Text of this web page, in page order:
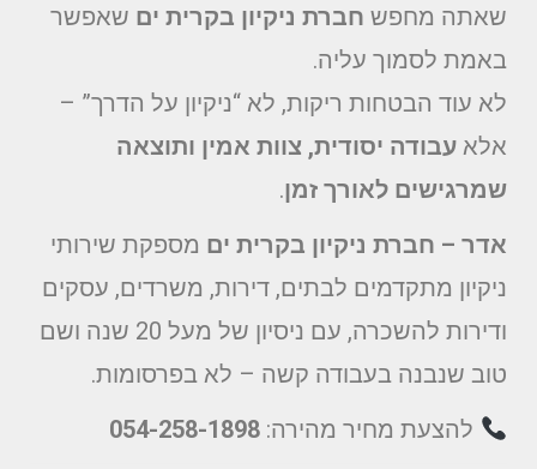
שאתה מחפש חברת ניקיון בקרית ים שאפשר
באמת לסמוך עליה.
לא עוד הבטחות ריקות, לא “ניקיון על הדרך” –
אלא עבודה יסודית, צוות אמין ותוצאה
שמרגישים לאורך זמן.
אדר – חברת ניקיון בקרית ים מספקת שירותי
ניקיון מתקדמים לבתים, דירות, משרדים, עסקים
ודירות להשכרה, עם ניסיון של מעל 20 שנה ושם
טוב שנבנה בעבודה קשה – לא בפרסומות.
להצעת מחיר מהירה: 054-258-1898